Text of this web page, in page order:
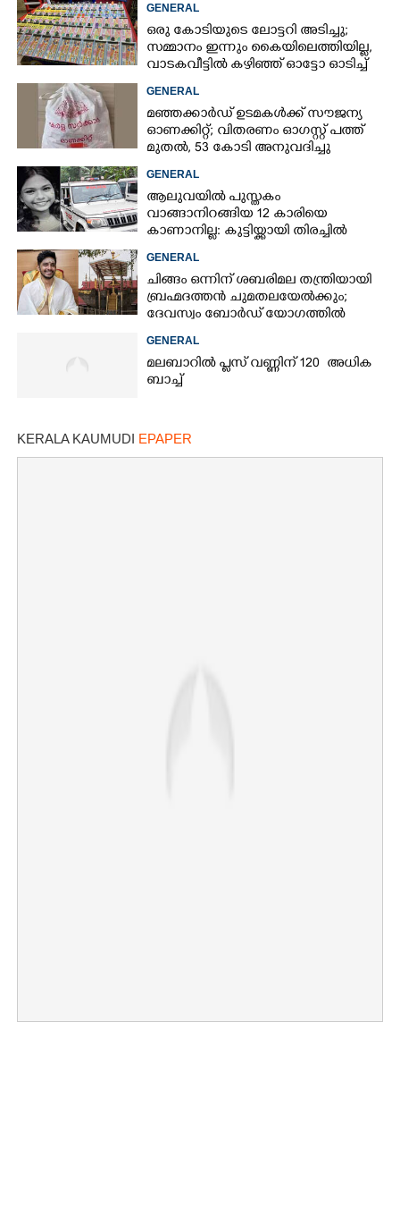
GENERAL
ഒരു കോടിയുടെ ലോട്ടറി അടിച്ചു;
സമ്മാനം ഇന്നും കൈയിലെത്തിയില്ല,
വാടകവീട്ടിൽ കഴിഞ്ഞ് ഓട്ടോ ഓടിച്ച്
GENERAL
മഞ്ഞക്കാർഡ് ഉടമകൾക്ക് സൗജന്യ
ഓണക്കിറ്റ്; വിതരണം ഓഗസ്റ്റ് പത്ത്
മുതൽ, 53 കോടി അനുവദിച്ചു
GENERAL
ആലുവയിൽ പുസ്തകം
വാങ്ങാനിറങ്ങിയ 12 കാരിയെ
കാണാനില്ല: കുട്ടിയ്ക്കായി തിരച്ചിൽ
GENERAL
ചിങ്ങം ഒന്നിന് ശബരിമല തന്ത്രിയായി
ബ്രഹ്മദത്തൻ ചുമതലയേൽക്കും;
ദേവസ്വം ബോർഡ് യോഗത്തിൽ
GENERAL
മലബാറിൽ പ്ലസ് വണ്ണിന് 120 അധിക
ബാച്ച്
KERALA KAUMUDI EPAPER